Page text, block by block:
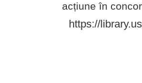
acțiune în
https://